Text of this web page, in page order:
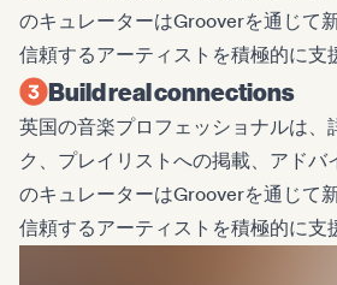
のキュレーターはGrooverを通じて
信頼するアーティストを積極的に支
Build real connections
英国の音楽プロフェッショナルは、
ク、プレイリストへの掲載、アドバ
のキュレーターはGrooverを通じて
信頼するアーティストを積極的に支